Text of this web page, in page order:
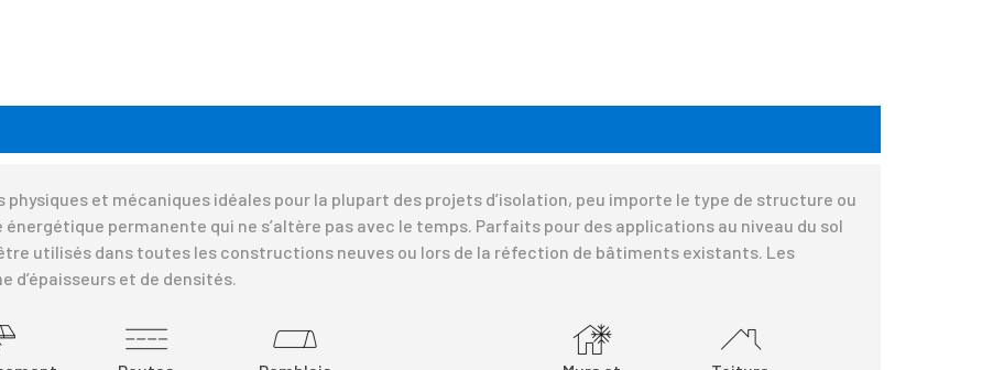
et mécaniques idéales pour la plupart des projets d’isolation, peu importe le type de structure ou
permanente qui ne s’altère pas avec le temps. Parfaits pour des applications au niveau du sol
être utilisés dans toutes les constructions neuves ou lors de la réfection de bâtiments existants. Les
d’épaisseurs et de densités.